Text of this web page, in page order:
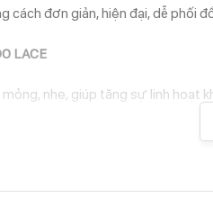
cách đơn giản, hiện đại, dễ phối
LACE
nhẹ, giúp tăng sự linh hoạt